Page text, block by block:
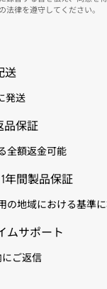
法律を遵守してください。
送
発送
品保証
全額返金可能
1年間製品保証
の地域における基準
ムサポート
ご返信